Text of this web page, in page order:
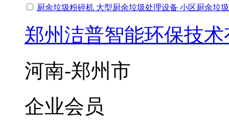
厨余垃圾粉碎机 大型厨余垃圾处理设备 小区厨余垃
郑州洁普智能环保技
河南-郑州市
企业会员